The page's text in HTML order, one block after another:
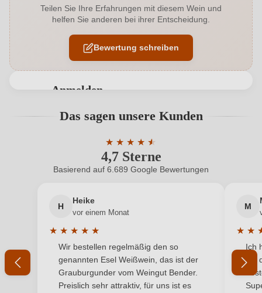
Allergene Enthält Sulfite
Hersteller Lufft
Inhalt 0,75 L
Deutschland
Region Rheinhessen
Restzucker in g/L 26,8 g/L
Teilen Sie Ihre Erfahrungen mit diesem Wein und
helfen Sie anderen bei ihrer Entscheidung.
Bewertung schreiben
Anmelden
Benutzern abgegeben werden. Bitte loggen Sie sich
Neuer Kunde? Neuer Kunde?
Ihre E-Mail-Adresse
Ihr Passwort
Ich habe mein Passwort vergessen
Das sagen unsere Kunden
4,7 Sterne
★ ★ ★ ★ ★
★
Durchschnittliche Bewertung von 4.7
Basierend auf 6.689 Google Bewertungen
H
Heike
vor einem Monat
★ ★ ★ ★ ★
Durchschnittliche Bewertung von 5 von 5 Sternen
Wir bestellen regelmäßig den so
genannten Esel Weißwein, das ist der
Grauburgunder vom Weingut Bender.
Preislich sehr attraktiv, für uns ist es
M
★ ★
Ich
mit